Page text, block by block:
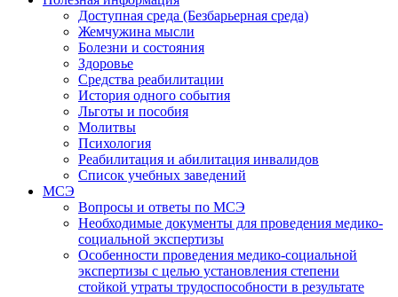
Доступная среда (Безбарьерная среда)
Жемчужина мысли
Болезни и состояния
Здоровье
Средства реабилитации
История одного события
Льготы и пособия
Молитвы
Психология
Реабилитация и абилитация инвалидов
Список учебных заведений
МСЭ
Вопросы и ответы по МСЭ
Необходимые документы для проведения медико-
социальной экспертизы
Особенности проведения медико-социальной
экспертизы с целью установления степени
стойкой утраты трудоспособности в результате